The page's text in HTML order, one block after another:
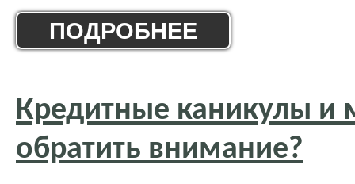
ПОДРОБНЕЕ
Кредитные каникулы и
обратить внимание?